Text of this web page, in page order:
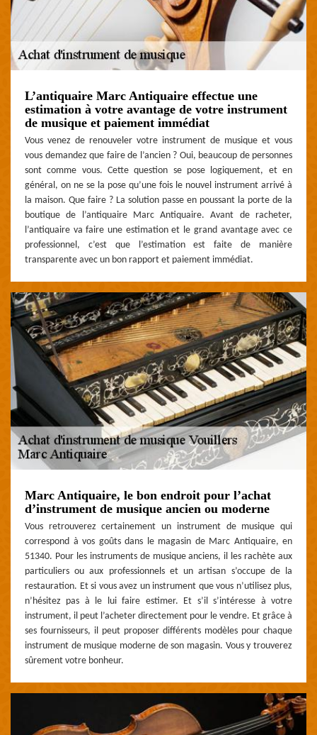
L’antiquaire Marc Antiquaire effectue une
estimation à votre avantage de votre instrument
de musique et paiement immédiat
Vous venez de renouveler votre instrument de musique et vous
vous demandez que faire de l’ancien ? Oui, beaucoup de personnes
sont comme vous. Cette question se pose logiquement, et en
général, on ne se la pose qu’une fois le nouvel instrument arrivé à
la maison. Que faire ? La solution passe en poussant la porte de la
boutique de l’antiquaire Marc Antiquaire. Avant de racheter,
l’antiquaire va faire une estimation et le grand avantage avec ce
professionnel, c’est que l’estimation est faite de manière
transparente avec un bon rapport et paiement immédiat.
Marc Antiquaire, le bon endroit pour l’achat
d’instrument de musique ancien ou moderne
Vous retrouverez certainement un instrument de musique qui
correspond à vos goûts dans le magasin de Marc Antiquaire, en
51340. Pour les instruments de musique anciens, il les rachète aux
particuliers ou aux professionnels et un artisan s’occupe de la
restauration. Et si vous avez un instrument que vous n’utilisez plus,
n’hésitez pas à le lui faire estimer. Et s’il s’intéresse à votre
instrument, il peut l’acheter directement pour le vendre. Et grâce à
ses fournisseurs, il peut proposer différents modèles pour chaque
instrument de musique moderne de son magasin. Vous y trouverez
sûrement votre bonheur.